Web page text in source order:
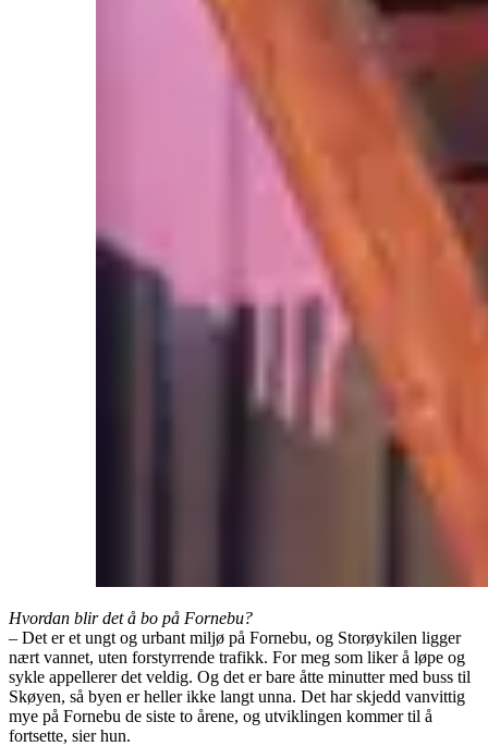
Hvordan blir det å bo på Fornebu?
– Det er et ungt og urbant miljø på Fornebu, og Storøykilen ligger
nært vannet, uten forstyrrende trafikk. For meg som liker å løpe og
sykle appellerer det veldig. Og det er bare åtte minutter med buss til
Skøyen, så byen er heller ikke langt unna. Det har skjedd vanvittig
mye på Fornebu de siste to årene, og utviklingen kommer til å
fortsette, sier hun.